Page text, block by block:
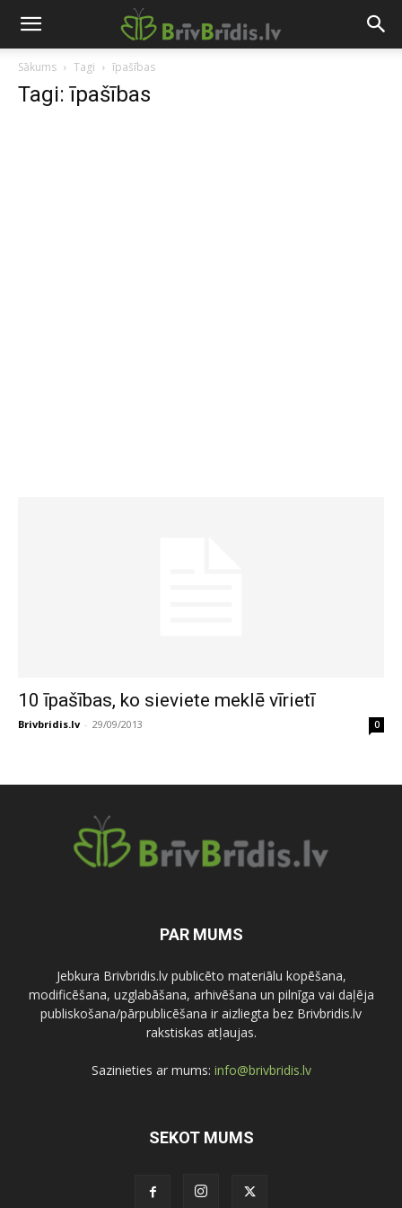
Sākums Tagi īpašības
Tagi: īpašības
10 īpašības, ko sieviete meklē vīrietī
Brivbridis.lv - 29/09/2013 0
PAR MUMS
Jebkura Brivbridis.lv publicēto materiālu kopēšana,
modificēšana, uzglabāšana, arhivēšana un pilnīga vai daļēja
publiskošana/pārpublicēšana ir aizliegta bez Brivbridis.lv
rakstiskas atļaujas.
Sazinieties ar mums: info@brivbridis.lv
SEKOT MUMS